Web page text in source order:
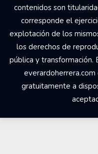
contenidos son
corresponde el
explotación de los
los derechos de
pública y transformación.
gratuitamente a